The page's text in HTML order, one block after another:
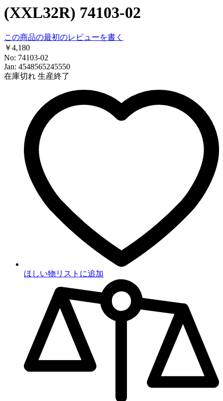
(XXL32R) 74103-02
この商品の最初のレビューを書く
￥4,180
No: 74103-02
Jan: 4548565245550
在庫切れ 生産終了
ほしい物リストに追加